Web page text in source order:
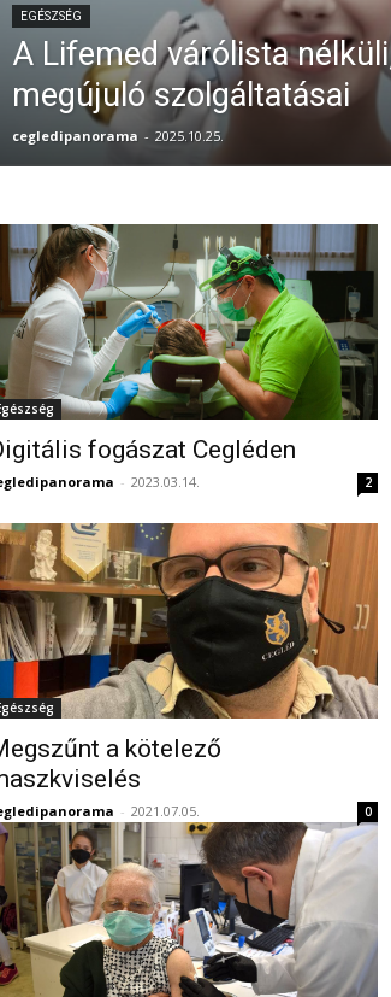
EGÉSZSÉG
A Lifemed várólista
megújuló szolgáltatásai
cegledipanorama - 2025.10.25.
fogászat Cegléden
- 2023.03.14. 2
a kötelező
- 2021.07.05. 0